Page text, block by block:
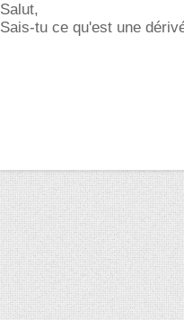
Salut,
Sais-tu ce qu'est une